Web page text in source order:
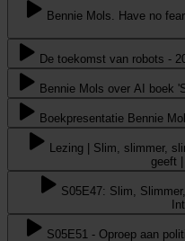
Bennie Mols. Have no
De toekomst van robots -
Bennie Mols over AI boek
Boekpresentatie Bennie
Lezing | Slim, slimmer,
geeft
S05E47: Slim,
S05E51 - Oproep aan